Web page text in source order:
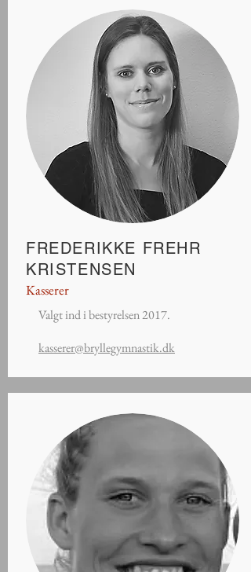
FREDERIKKE FREHR
KRISTENSEN
Kasserer
Valgt ind i bestyrelsen 2017.
kasserer@bryllegymnastik.dk